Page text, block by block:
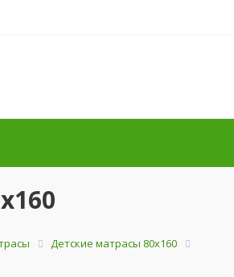
Детские матрасы 80x160